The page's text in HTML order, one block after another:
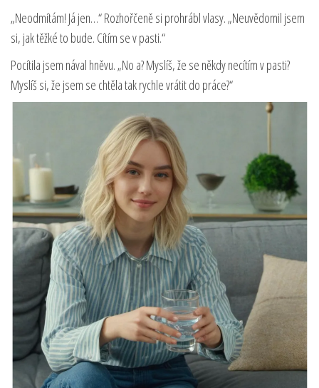
„Neodmítám! Já jen…“ Rozhořčeně si prohrábl vlasy. „Neuvědomil jsem
si, jak těžké to bude. Cítím se v pasti.“
Pocítila jsem nával hněvu. „No a? Myslíš, že se někdy necítím v pasti?
Myslíš si, že jsem se chtěla tak rychle vrátit do práce?“